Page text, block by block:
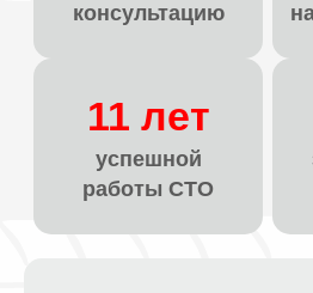
консультацию
11 лет
успешной
работы СТО